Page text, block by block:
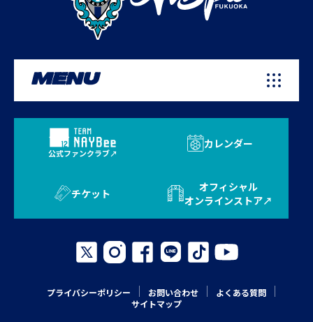
MENU
公式ファンクラブ
カレンダー
チケット
オフィシャル
オンラインストア
プライバシーポリシー お問い合わせ
よくある質問
サイトマップ